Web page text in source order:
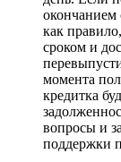
окончанием
как
сроком и
момента
кредитка
вопросы и
поддержки